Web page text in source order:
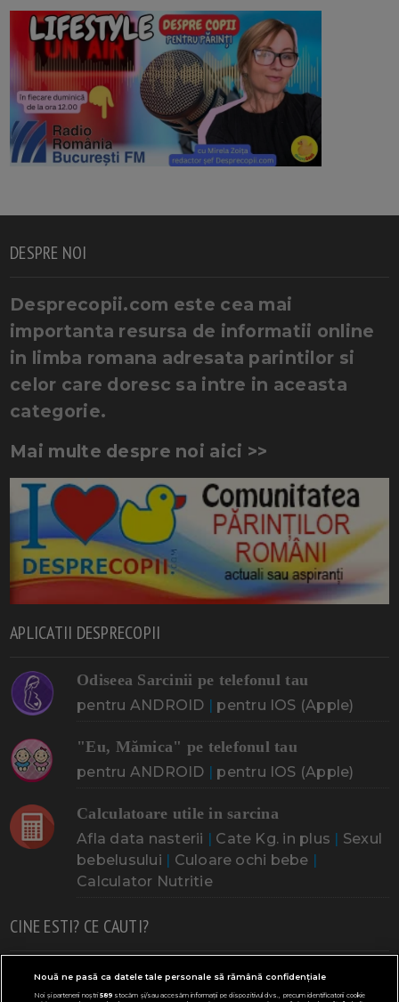
DESPRE NOI
Desprecopii.com este cea mai
importanta resursa de informatii online
in limba romana adresata parintilor si
celor care doresc sa intre in aceasta
categorie.
Mai multe despre noi aici >>
APLICATII DESPRECOPII
Odiseea Sarcinii pe telefonul tau
pentru ANDROID | pentru IOS (Apple)
"Eu, Mămica" pe telefonul tau
pentru ANDROID | pentru IOS (Apple)
Calculatoare utile in sarcina
Afla data nasterii | Cate Kg. in plus | Sexul
bebelusului | Culoare ochi bebe |
Calculator Nutritie
CINE ESTI? CE CAUTI?
Doresc un copil Adoptia Probleme cu sarcina
Nouă ne pasă ca datele tale personale să rămână confidențiale
Noi și partenerii noștri589stocăm și/sau accesăm informații pe dispozitivul dvs., precum identificatorii cookie